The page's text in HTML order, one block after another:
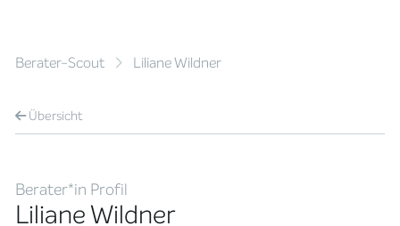
Berater-Scout Liliane Wildner
Übersicht
Berater*in Profil
Liliane Wildner